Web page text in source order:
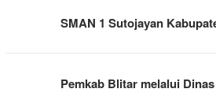
SMAN 1 Sutojayan
Pemkab Blitar melalui